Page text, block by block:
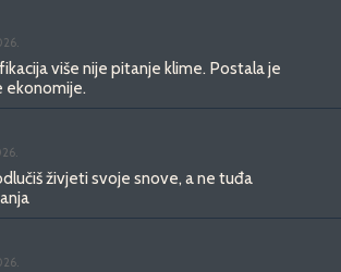
više nije pitanje klime. Postala je
ekonomije.
živjeti svoje snove, a ne tuđa